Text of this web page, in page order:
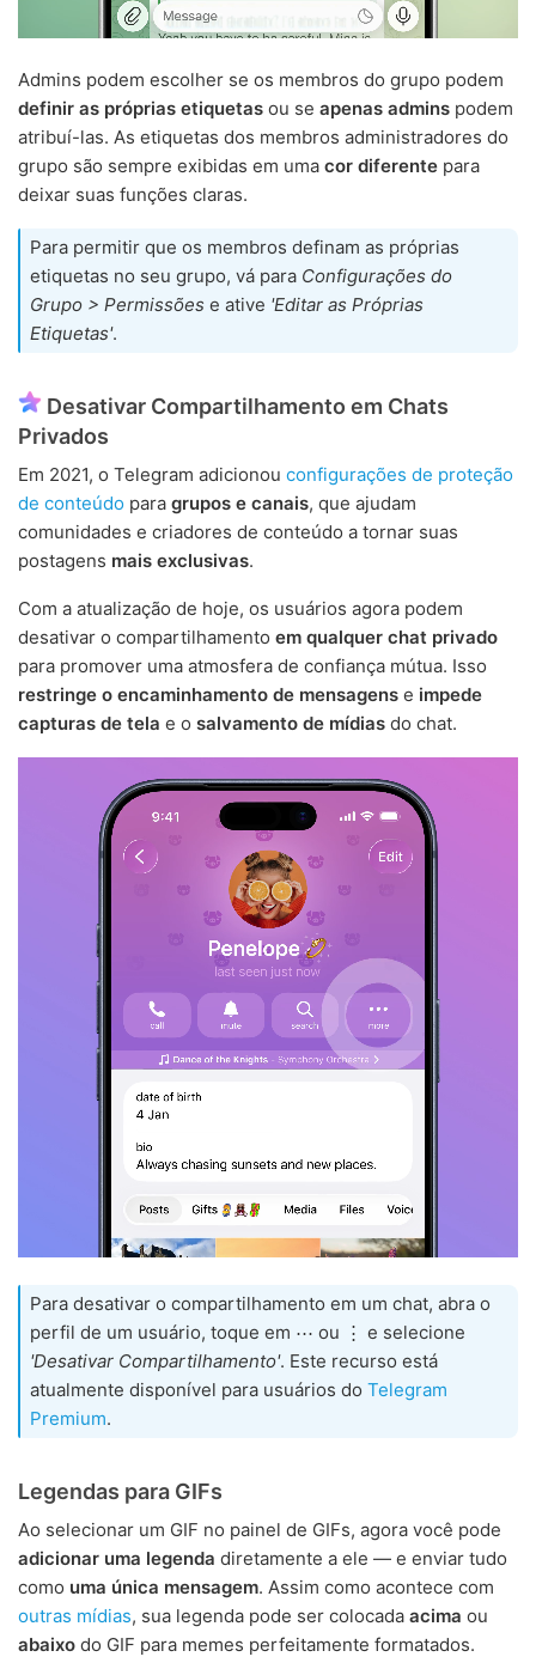
Admins podem escolher se os membros do grupo podem
definir as próprias etiquetas ou se apenas admins podem
atribuí-las. As etiquetas dos membros administradores do
grupo são sempre exibidas em uma cor diferente para
deixar suas funções claras.
Para permitir que os membros definam as próprias
etiquetas no seu grupo, vá para Configurações do
Grupo > Permissões e ative 'Editar as Próprias
Etiquetas'.
Desativar Compartilhamento em Chats
Privados
Em 2021, o Telegram adicionou configurações de proteção
de conteúdo para grupos e canais, que ajudam
comunidades e criadores de conteúdo a tornar suas
postagens mais exclusivas.
Com a atualização de hoje, os usuários agora podem
desativar o compartilhamento em qualquer chat privado
para promover uma atmosfera de confiança mútua. Isso
restringe o encaminhamento de mensagens e impede
capturas de tela e o salvamento de mídias do chat.
Para desativar o compartilhamento em um chat, abra o
perfil de um usuário, toque em ⋯ ou ⋮ e selecione
'Desativar Compartilhamento'. Este recurso está
atualmente disponível para usuários do Telegram
Premium.
Legendas para GIFs
Ao selecionar um GIF no painel de GIFs, agora você pode
adicionar uma legenda diretamente a ele — e enviar tudo
como uma única mensagem. Assim como acontece com
outras mídias, sua legenda pode ser colocada acima ou
abaixo do GIF para memes perfeitamente formatados.